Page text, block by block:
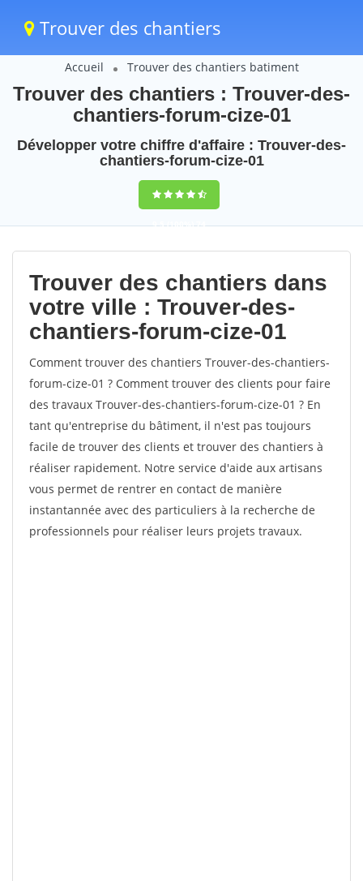
Trouver des chantiers
Accueil Trouver des chantiers batiment
Trouver des chantiers : Trouver-des-
chantiers-forum-cize-01
Développer votre chiffre d'affaire : Trouver-des-
chantiers-forum-cize-01
9,5(100%)74
votes
Trouver des chantiers dans
votre ville : Trouver-des-
chantiers-forum-cize-01
Comment trouver des chantiers Trouver-des-chantiers-
forum-cize-01 ? Comment trouver des clients pour faire
des travaux Trouver-des-chantiers-forum-cize-01 ? En
tant qu'entreprise du bâtiment, il n'est pas toujours
facile de trouver des clients et trouver des chantiers à
réaliser rapidement. Notre service d'aide aux artisans
vous permet de rentrer en contact de manière
instantannée avec des particuliers à la recherche de
professionnels pour réaliser leurs projets travaux.